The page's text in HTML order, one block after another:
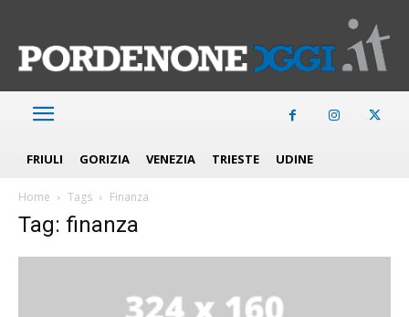
FRIULI GORIZIA VENEZIA TRIESTE UDINE
Home Tags Finanza
Tag: finanza